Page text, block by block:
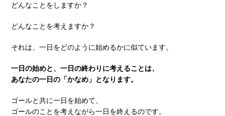
どんなことをしますか？
どんなことを考えますか？
それは、一日をどのように始めるかに似ています。
一日の始めと、一日の終わりに考えることは、
あなたの一日の「かなめ」となります。
ゴールと共に一日を始めて、
ゴールのことを考えながら一日を終えるのです。